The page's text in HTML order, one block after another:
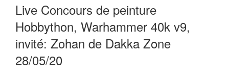
Live Concours de peinture
Hobbython, Warhammer 40k v9,
invité: Zohan de Dakka Zone
28/05/20